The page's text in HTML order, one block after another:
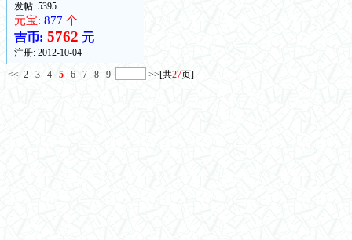
发帖: 5395
元宝: 877 个
吉币: 5762 元
注册: 2012-10-04
<< 2 3 4 5 6 7 8 9 >>[共27页]